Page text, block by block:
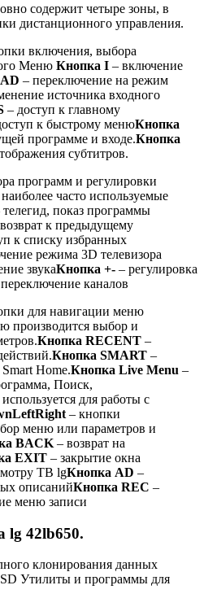
содержит четыре зоны, в
дистанционного управления.
включения, выбора
Меню Кнопка I – включение
– переключение на режим
источника входного
– доступ к главному
к быстрому менюКнопка
программе и входе.Кнопка
субтитров.
программ и регулировки
часто используемые
телегид, показ программы
к предыдущему
к списку избранных
режима 3D телевизора
звукаКнопка +- – регулировка
каналов
для навигации меню
производится выбор и
Кнопка RECENT –
Кнопка SMART –
Home.Кнопка Live Menu –
Поиск,
для работы с
– кнопки
меню или параметров и
BACK – возврат на
EXIT – закрытие окна
ТВ lgКнопка AD –
описанийКнопка REC –
меню записи
lg 42lb650.
клонирования данных
Утилиты и программы для